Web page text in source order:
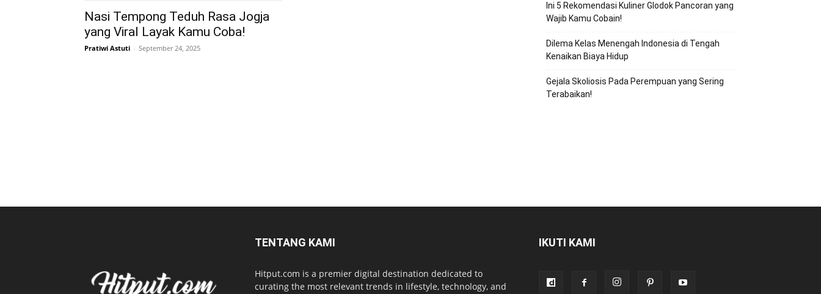
Nasi Tempong Teduh Rasa Jogja
yang Viral Layak Kamu Coba!
Pratiwi Astuti - September 24, 2025
Ini 5 Rekomendasi Kuliner Glodok Pancoran yang
Wajib Kamu Cobain!
Dilema Kelas Menengah Indonesia di Tengah
Kenaikan Biaya Hidup
Gejala Skoliosis Pada Perempuan yang Sering
Terabaikan!
TENTANG KAMI
Hitput.com is a premier digital destination dedicated to
curating the most relevant trends in lifestyle, technology, and
IKUTI KAMI